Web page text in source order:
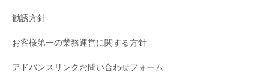
勧誘方針
お客様第一の業務運営に関する方針
アドバンスリンクお問い合わせフォーム